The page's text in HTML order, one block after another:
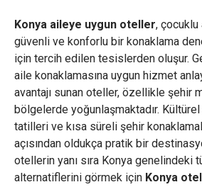
Konya aileye uygun oteller, çocuklu
güvenli ve konforlu bir konaklama
için tercih edilen tesislerden oluşur.
aile konaklamasına uygun hizmet
avantajı sunan oteller, özellikle şehir
bölgelerde yoğunlaşmaktadır.
tatilleri ve kısa süreli şehir
açısından oldukça pratik bir
otellerin yanı sıra Konya genelindeki
alternatiflerini görmek için Konya